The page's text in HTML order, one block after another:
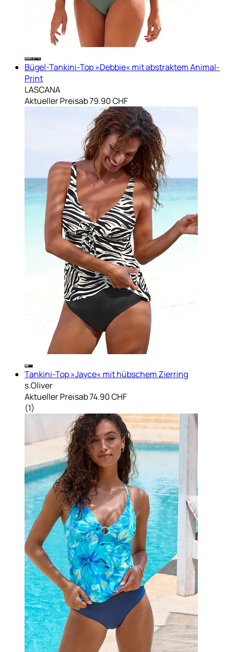
Bügel-Tankini-Top »Debbie« mit abstraktem Animal-
Print
LASCANA
Aktueller Preisab79.90 CHF
Tankini-Top »Jayce« mit hübschem Zierring
s.Oliver
Aktueller Preisab74.90 CHF
(1)